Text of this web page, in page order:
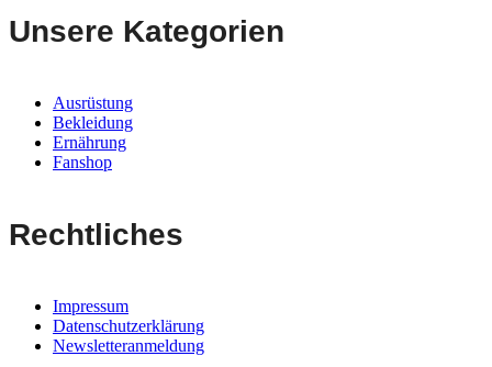
Unsere Kategorien
Ausrüstung
Bekleidung
Ernährung
Fanshop
Rechtliches
Impressum
Datenschutzerklärung
Newsletteranmeldung